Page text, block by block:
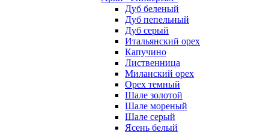
Дуб беленый
Дуб пепельный
Дуб серый
Итальянский орех
Капучино
Лиственница
Миланский орех
Орех темный
Шале золотой
Шале мореный
Шале серый
Ясень белый